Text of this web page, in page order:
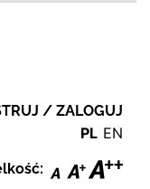
/ ZALOGUJ
PL EN